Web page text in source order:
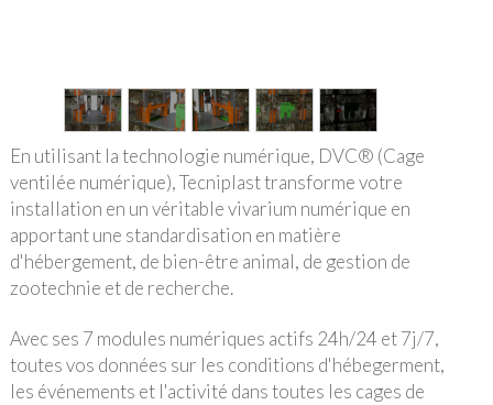
En utilisant la technologie numérique, DVC® (Cage
ventilée numérique), Tecniplast transforme votre
installation en un véritable vivarium numérique en
apportant une standardisation en matière
d'hébergement, de bien-être animal, de gestion de
zootechnie et de recherche.
Avec ses 7 modules numériques actifs 24h/24 et 7j/7,
toutes vos données sur les conditions d'hébegerment,
les événements et l'activité dans toutes les cages de